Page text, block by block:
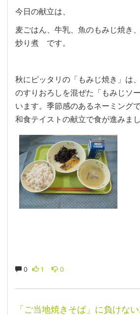
今日の献立は、
麦ごはん、牛乳、魚のもみじ焼き
炒り煮 です。
秋にピッタリの「もみじ焼き」は
のすりおろしを混ぜた「もみじソ
います。季節感のあるネーミング
和食テイストの献立で食が進みまし
0 1 0
「ご当地焼きそば」に負けな